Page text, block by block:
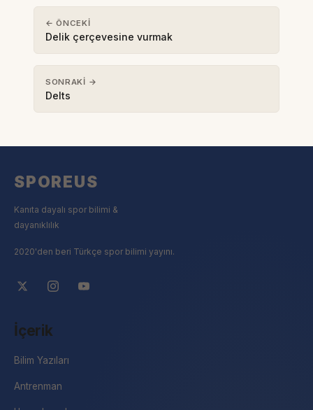
← ÖNCEKI
Delik çerçevesine vurmak
SONRAKI →
Delts
SPOREUS
Kanıta dayalı spor bilimi &
dayanıklılık
2020'den beri Türkçe spor bilimi yayını.
İçerik
Bilim Yazıları
Antrenman